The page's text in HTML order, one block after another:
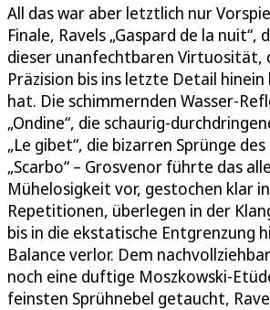
All das war aber letztlich nur
Finale, Ravels „Gaspard de la nuit“,
dieser unanfechtbaren Virtuosität,
Präzision bis ins letzte Detail
hat. Die schimmernden Wasser-
„Ondine“, die schaurig-
„Le gibet“, die bizarren Sprünge
„Scarbo“ – Grosvenor führte das
Mühelosigkeit vor, gestochen klar
Repetitionen, überlegen in der
bis in die ekstatische Entgrenzung
Balance verlor. Dem
noch eine duftige Moszkowski-
feinsten Sprühnebel getaucht,